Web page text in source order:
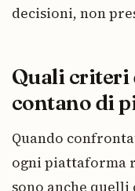
decisioni, non
Quali criteri
contano di
Quando
ogni piattaforma
sono anche